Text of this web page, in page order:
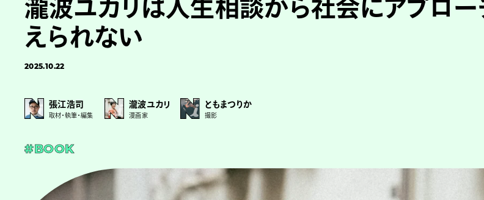
瀧波ユカリは人生相談から社会にアプロー
えられない
2025.10.22
張江浩司
取材・執筆・編集
瀧波ユカリ
漫画家
ともまつりか
撮影
#BOOK